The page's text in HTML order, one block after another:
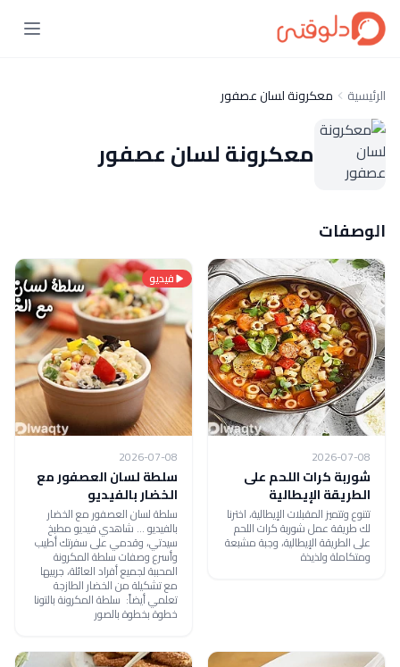
الرئيسية معكرونة لسان عصفور
معكرونة لسان عصفور
الوصفات
2026-07-08
شوربة كرات اللحم على
الطريقة الإيطالية
تتنوع وتتميز المقبلات الإيطالية، اخترنا
لك طريقة عمل شوربة كرات اللحم
على الطريقة الإيطالية، وجبة مشبعة
ومتكاملة ولذيذة
فيديو
2026-07-08
سلطة لسان العصفور مع
الخضار بالفيديو
سلطة لسان العصفور مع الخضار
بالفيديو ... شاهدي فيديو مطبخ
سيدتي، وقدمي على سفرتك أطيب
وأسرع وصفات سلطة المكرونة
المحببة لجميع أفراد العائلة، جربيها
مع تشكيلة من الخضار الطازجة
تعلمي أيضاً: سلطة المكرونة بالتونا
خطوة بخطوة بالصور